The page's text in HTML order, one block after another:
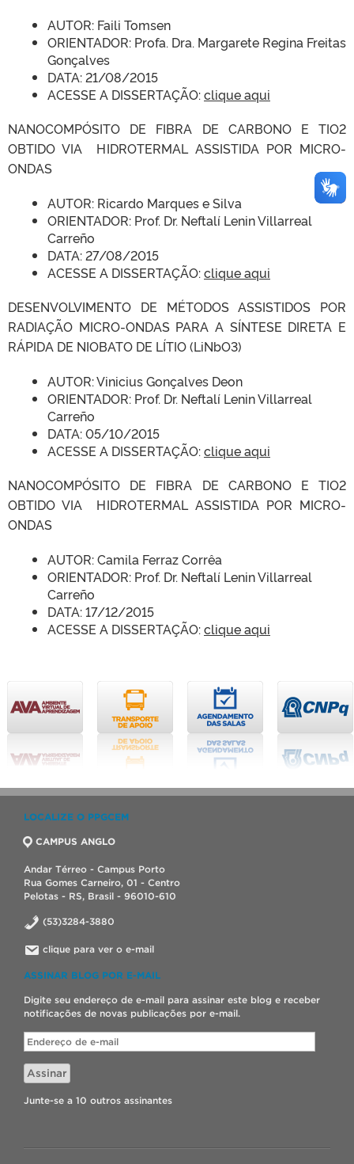
AUTOR: Faili Tomsen
ORIENTADOR: Profa. Dra. Margarete Regina Freitas
Gonçalves
DATA: 21/08/2015
ACESSE A DISSERTAÇÃO:clique aqui
NANOCOMPÓSITO DE FIBRA DE CARBONO E TIO2
OBTIDO VIA HIDROTERMAL ASSISTIDA POR MICRO-
ONDAS
AUTOR: Ricardo Marques e Silva
ORIENTADOR: Prof. Dr. Neftalí Lenin Villarreal
Carreño
DATA: 27/08/2015
ACESSE A DISSERTAÇÃO:clique aqui
DESENVOLVIMENTO DE MÉTODOS ASSISTIDOS POR
RADIAÇÃO MICRO-ONDAS PARA A SÍNTESE DIRETA E
RÁPIDA DE NIOBATO DE LÍTIO (LiNbO3)
AUTOR: Vinicius Gonçalves Deon
ORIENTADOR: Prof. Dr. Neftalí Lenin Villarreal
Carreño
DATA: 05/10/2015
ACESSE A DISSERTAÇÃO:clique aqui
NANOCOMPÓSITO DE FIBRA DE CARBONO E TIO2
OBTIDO VIA HIDROTERMAL ASSISTIDA POR MICRO-
ONDAS
AUTOR: Camila Ferraz Corrêa
ORIENTADOR: Prof. Dr. Neftalí Lenin Villarreal
Carreño
DATA: 17/12/2015
ACESSE A DISSERTAÇÃO:clique aqui
LOCALIZE O PPGCEM
CAMPUS ANGLO
Andar Térreo - Campus Porto
Rua Gomes Carneiro, 01 - Centro
Pelotas - RS, Brasil - 96010-610
(53)3284-3880
clique para ver o e-mail
ASSINAR BLOG POR E-MAIL
Digite seu endereço de e-mail para assinar este blog e receber
notificações de novas publicações por e-mail.
Endereço
de
e-
mail
Assinar
Junte-se a 10 outros assinantes